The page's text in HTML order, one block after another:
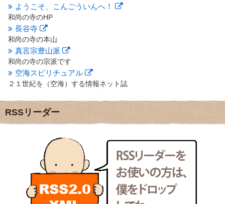
2012年7月
(10)
2012年6月(14)
2012年5月
2012年4月(16)
2012年3月 (17)
2012年2月(20)
2012年1月(25)
2011年12月(22)
2011年11月(28)
2011年10月(31)
2011年9月(24)
2011年8月(21)
2011年6月(13)
2011年5月
2011年4月
(17)
2011年3月(15)
2011年2月(22)
2011年1月(22)
ようこそ、こんごういんへ！
和尚の寺のHP
長谷寺
和尚の寺の本山
真言宗豊山派
和尚の寺の宗派です
空海スピリチュアル
２１世紀を（空海）する情報ネット誌
地域のライターさんです
小豆島 圓満寺
新聞屋の道具箱
新聞社で使われる用語の解説など
makotoさんの御符内巡礼記
東京の巡礼記です
POLYHEDON
いろいろなことが書いてあるよ
RSSリーダー